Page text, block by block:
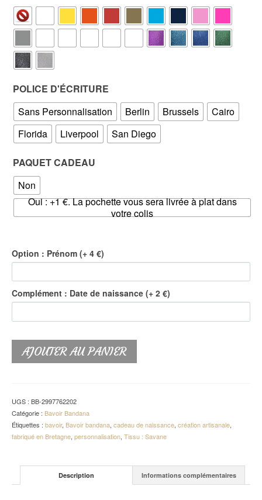
POLICE D'ÉCRITURE
Sans Personnalisation
Berlin Brussels
Cairo
Florida
Liverpool San Diego
PAQUET CADEAU
Non
Oui : +1 €. La pochette vous sera livrée à plat dans
votre colis
Option : Prénom (+ 4 €)
Complément : Date de naissance (+ 2 €)
AJOUTER AU PANIER
UGS : BB-2997762202
Catégorie : Bavoir Bandana
Étiquettes : bavoir, Bavoir bandana, cadeau de naissance, création artisanale,
fabriqué en Bretagne, personnalisation, Tissu : Savane
Description Informations complémentaires